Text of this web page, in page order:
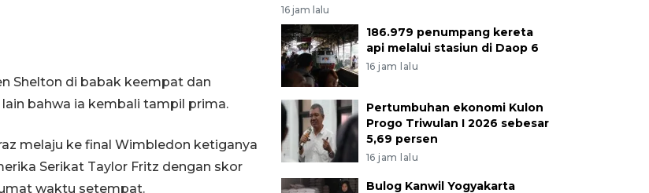
Shelton di babak keempat dan
bahwa ia kembali tampil prima.
melaju ke final Wimbledon ketiganya
Serikat Taylor Fritz dengan skor
waktu setempat.
16 jam lalu
186.979 penumpang kereta
api melalui stasiun di Daop 6
16 jam lalu
Pertumbuhan ekonomi Kulon
Progo Triwulan I 2026 sebesar
5,69 persen
16 jam lalu
Bulog Kanwil Yogyakarta